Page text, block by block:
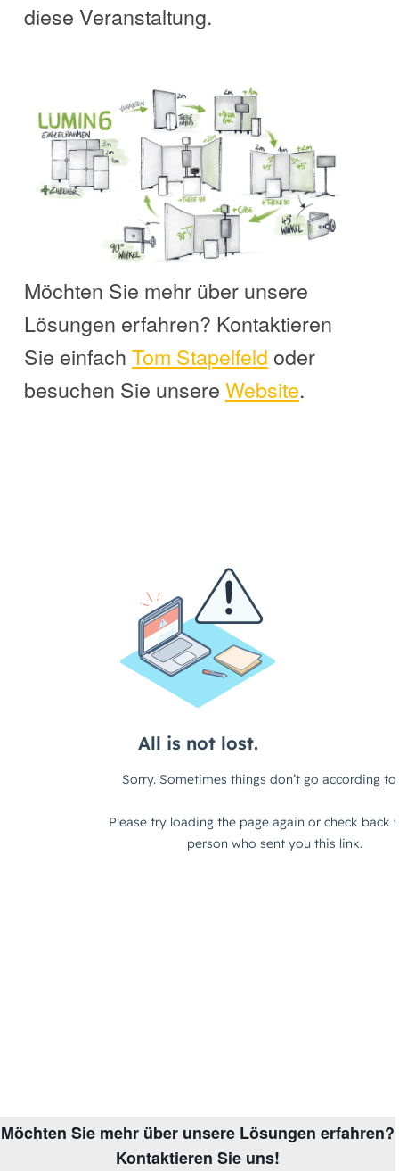
diese Veranstaltung.
Möchten Sie mehr über unsere
Lösungen erfahren? Kontaktieren
Sie einfach Tom Stapelfeld oder
besuchen Sie unsere Website.
Möchten Sie mehr über unsere Lösungen erfahren?
Kontaktieren Sie uns!